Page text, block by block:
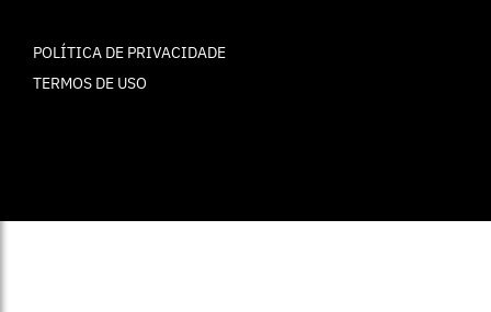
POLÍTICA DE PRIVACIDADE
TERMOS DE USO